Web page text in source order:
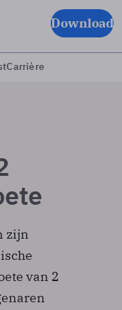
Download
Carrière
zijn
van 2